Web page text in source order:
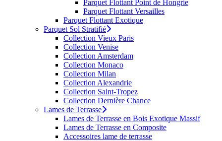
Parquet Flottant Point de Hongrie
Parquet Flottant Versailles
Parquet Flottant Exotique
Parquet Sol Stratifié
Collection Vieux Paris
Collection Venise
Collection Amsterdam
Collection Monaco
Collection Milan
Collection Alexandrie
Collection Saint-Tropez
Collection Dernière Chance
Lames de Terrasse
Lames de Terrasse en Bois Exotique Massif
Lames de Terrasse en Composite
Accessoires lame de terrasse